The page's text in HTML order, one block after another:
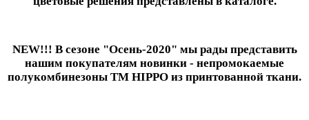
NEW!!! В сезоне "Осень-2020" мы рады представить
нашим покупателям новинки - непромокаемые
полукомбинезоны ТМ HIPPO из принтованной ткани.